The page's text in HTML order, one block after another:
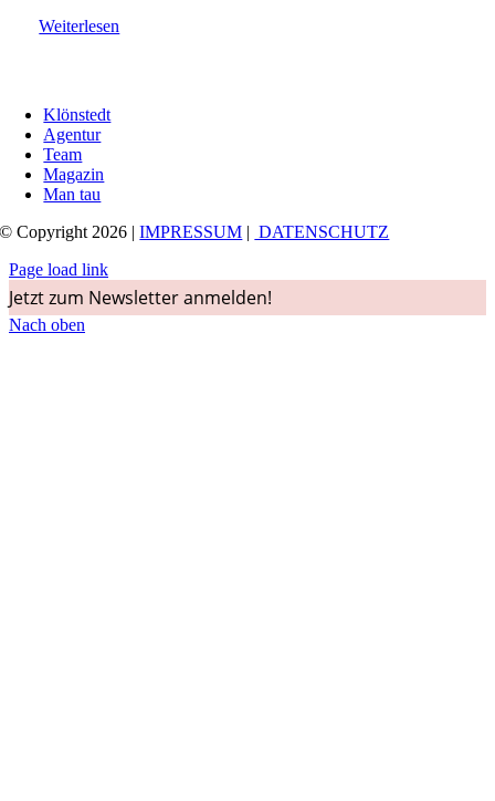
Weiterlesen
Klönstedt
Agentur
Team
Magazin
Man tau
© Copyright 2026 |IMPRESSUM | DATENSCHUTZ
Page load link
Jetzt zum Newsletter anmelden!
Nach oben